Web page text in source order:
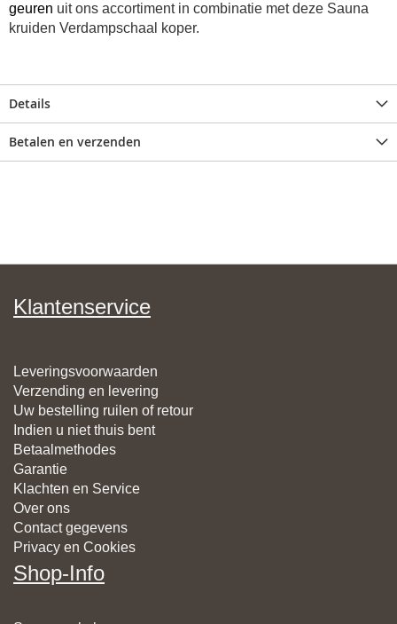
geuren uit ons accortiment in combinatie met deze Sauna
kruiden Verdampschaal koper.
Details
Betalen en verzenden
Klantenservice
Leveringsvoorwaarden
Verzending en levering
Uw bestelling ruilen of retour
Indien u niet thuis bent
Betaalmethodes
Garantie
Klachten en Service
Over ons
Contact gegevens
Privacy en Cookies
Shop-Info